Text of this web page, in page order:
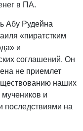
в ПА.
Абу Рудейна
«пиратстким
и
соглашений. Он
не приемлет
наших
и
последствиями на